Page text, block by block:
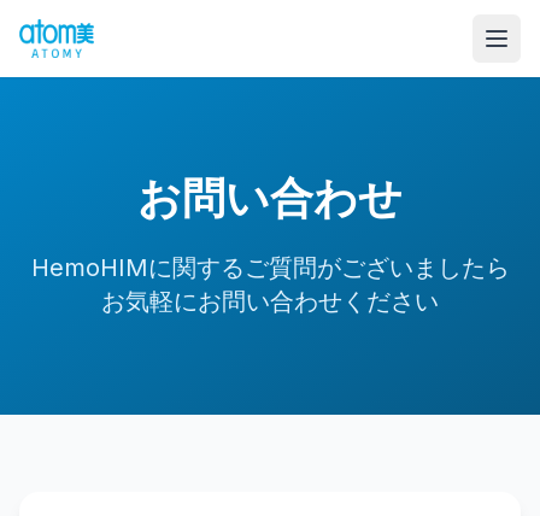
お問い合わせ
HemoHIMに関するご質問がございましたら
お気軽にお問い合わせください